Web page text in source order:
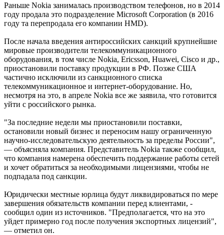
Раньше Nokia занималась производством телефонов, но в 2014
году продала это подразделение Microsoft Corporation (в 2016
году та перепродала его компании HMD).
После начала введения антироссийских санкций крупнейшие
мировые производители телекоммуникационного
оборудования, в том числе Nokia, Ericsson, Huawei, Cisco и др.,
приостановили поставку продукции в РФ. Позже США
частично исключили из санкционного списка
телекоммуникационное и интернет-оборудование. Но,
несмотря на это, в апреле Nokia все же заявила, что готовится
уйти с российского рынка.
"За последние недели мы приостановили поставки,
остановили новый бизнес и переносим нашу ограниченную
научно-исследовательскую деятельность за пределы России",
— объясняла компания. Представитель Nokia также сообщил,
что компания намерена обеспечить поддержание работы сетей
и хочет обратиться за необходимыми лицензиями, чтобы не
подпадала под санкции.
Юридически местные юрлица будут ликвидироваться по мере
завершения обязательств компании перед клиентами, -
сообщил один из источников. "Предполагается, что на это
уйдет примерно год после получения экспортных лицензий",
— отметил он.